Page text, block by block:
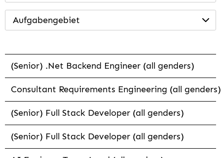
Aufgabengebiet
(Senior) .Net Backend Engineer (all genders)
Consultant Requirements Engineering (all genders)
(Senior) Full Stack Developer (all genders)
(Senior) Full Stack Developer (all genders)